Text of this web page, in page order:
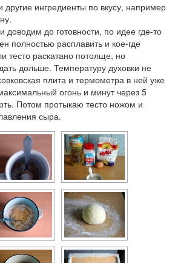
другие ингредиенты по вкусу, например
доводим до готовности, по идее где-то
полностью расплавить и кое-где
тесто раскатано потолще, но
дольше. Температуру духовки не
плита и термометра в ней уже
огонь и минут через 5
Потом протыкаю тесто ножом и
сыра.